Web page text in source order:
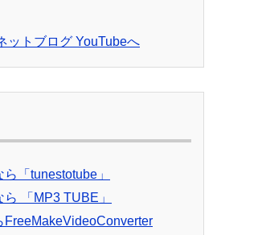
「tunestotube」
「MP3 TUBE」
FreeMakeVideoConverter